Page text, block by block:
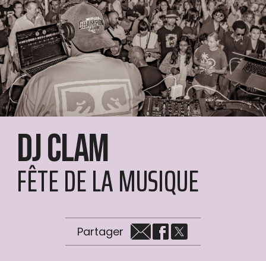
Dj Clam
FÊTE DE LA MUSIQUE
Partager